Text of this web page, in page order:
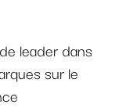
leader dans
sur le